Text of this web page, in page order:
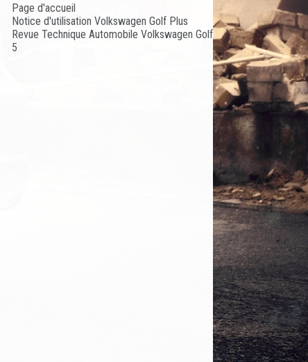
Page d'accueil
Notice d'utilisation Volkswagen Golf Plus
Revue Technique Automobile Volkswagen Golf
5